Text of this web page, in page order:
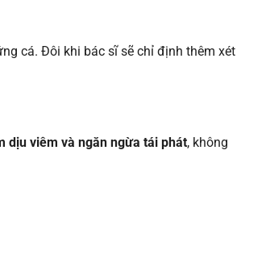
cá. Đôi khi bác sĩ sẽ chỉ định thêm xét
dịu viêm và ngăn ngừa tái phát, không